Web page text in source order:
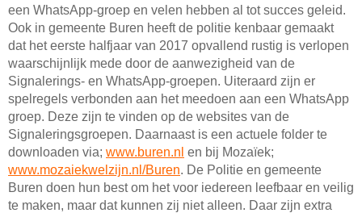
een WhatsApp-groep en velen hebben al tot succes geleid.
Ook in gemeente Buren heeft de politie kenbaar gemaakt
dat het eerste halfjaar van 2017 opvallend rustig is verlopen
waarschijnlijk mede door de aanwezigheid van de
Signalerings- en WhatsApp-groepen. Uiteraard zijn er
spelregels verbonden aan het meedoen aan een WhatsApp
groep. Deze zijn te vinden op de websites van de
Signaleringsgroepen. Daarnaast is een actuele folder te
downloaden via; www.buren.nl en bij Mozaïek;
www.mozaiekwelzijn.nl/Buren. De Politie en gemeente
Buren doen hun best om het voor iedereen leefbaar en veilig
te maken, maar dat kunnen zij niet alleen. Daar zijn extra